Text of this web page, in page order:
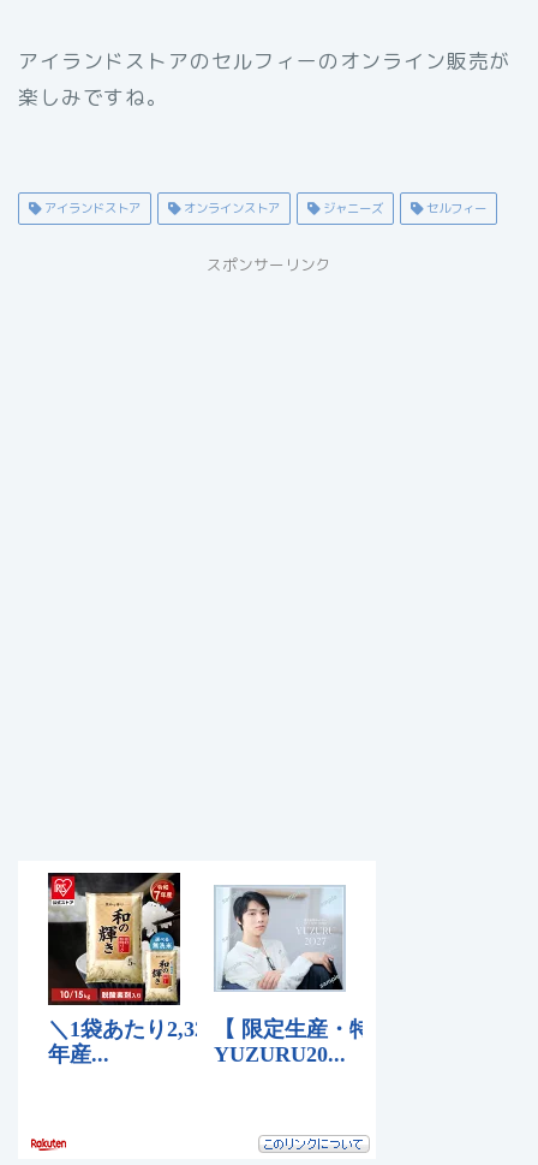
アイランドストアのセルフィーのオンライン販売が
楽しみですね。
アイランドストア オンラインストア ジャニーズ セルフィー
スポンサーリンク